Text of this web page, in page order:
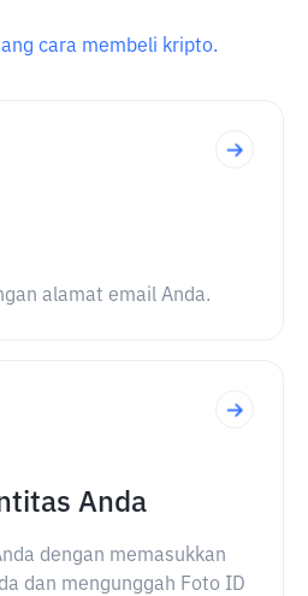
cara membeli kripto.
alamat email Anda.
Anda
dengan memasukkan
dan mengunggah Foto ID